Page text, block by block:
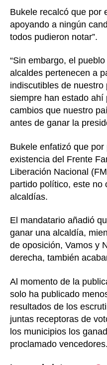
Bukele recalcó que por
apoyando a ningún
todos pudieron notar”.
“Sin embargo, el
alcaldes pertenecen a
indiscutibles de
siempre han estado ahí
cambios que nuestro
antes de ganar la
Bukele enfatizó que
existencia del Frente
Liberación Nacional
partido político, este no
alcaldías.
El mandatario añadió
ganar una alcaldía,
de oposición, Vamos y
derecha, también
Al momento de la
solo ha publicado
resultados de los
juntas receptoras de
los municipios los
proclamado vencedores.